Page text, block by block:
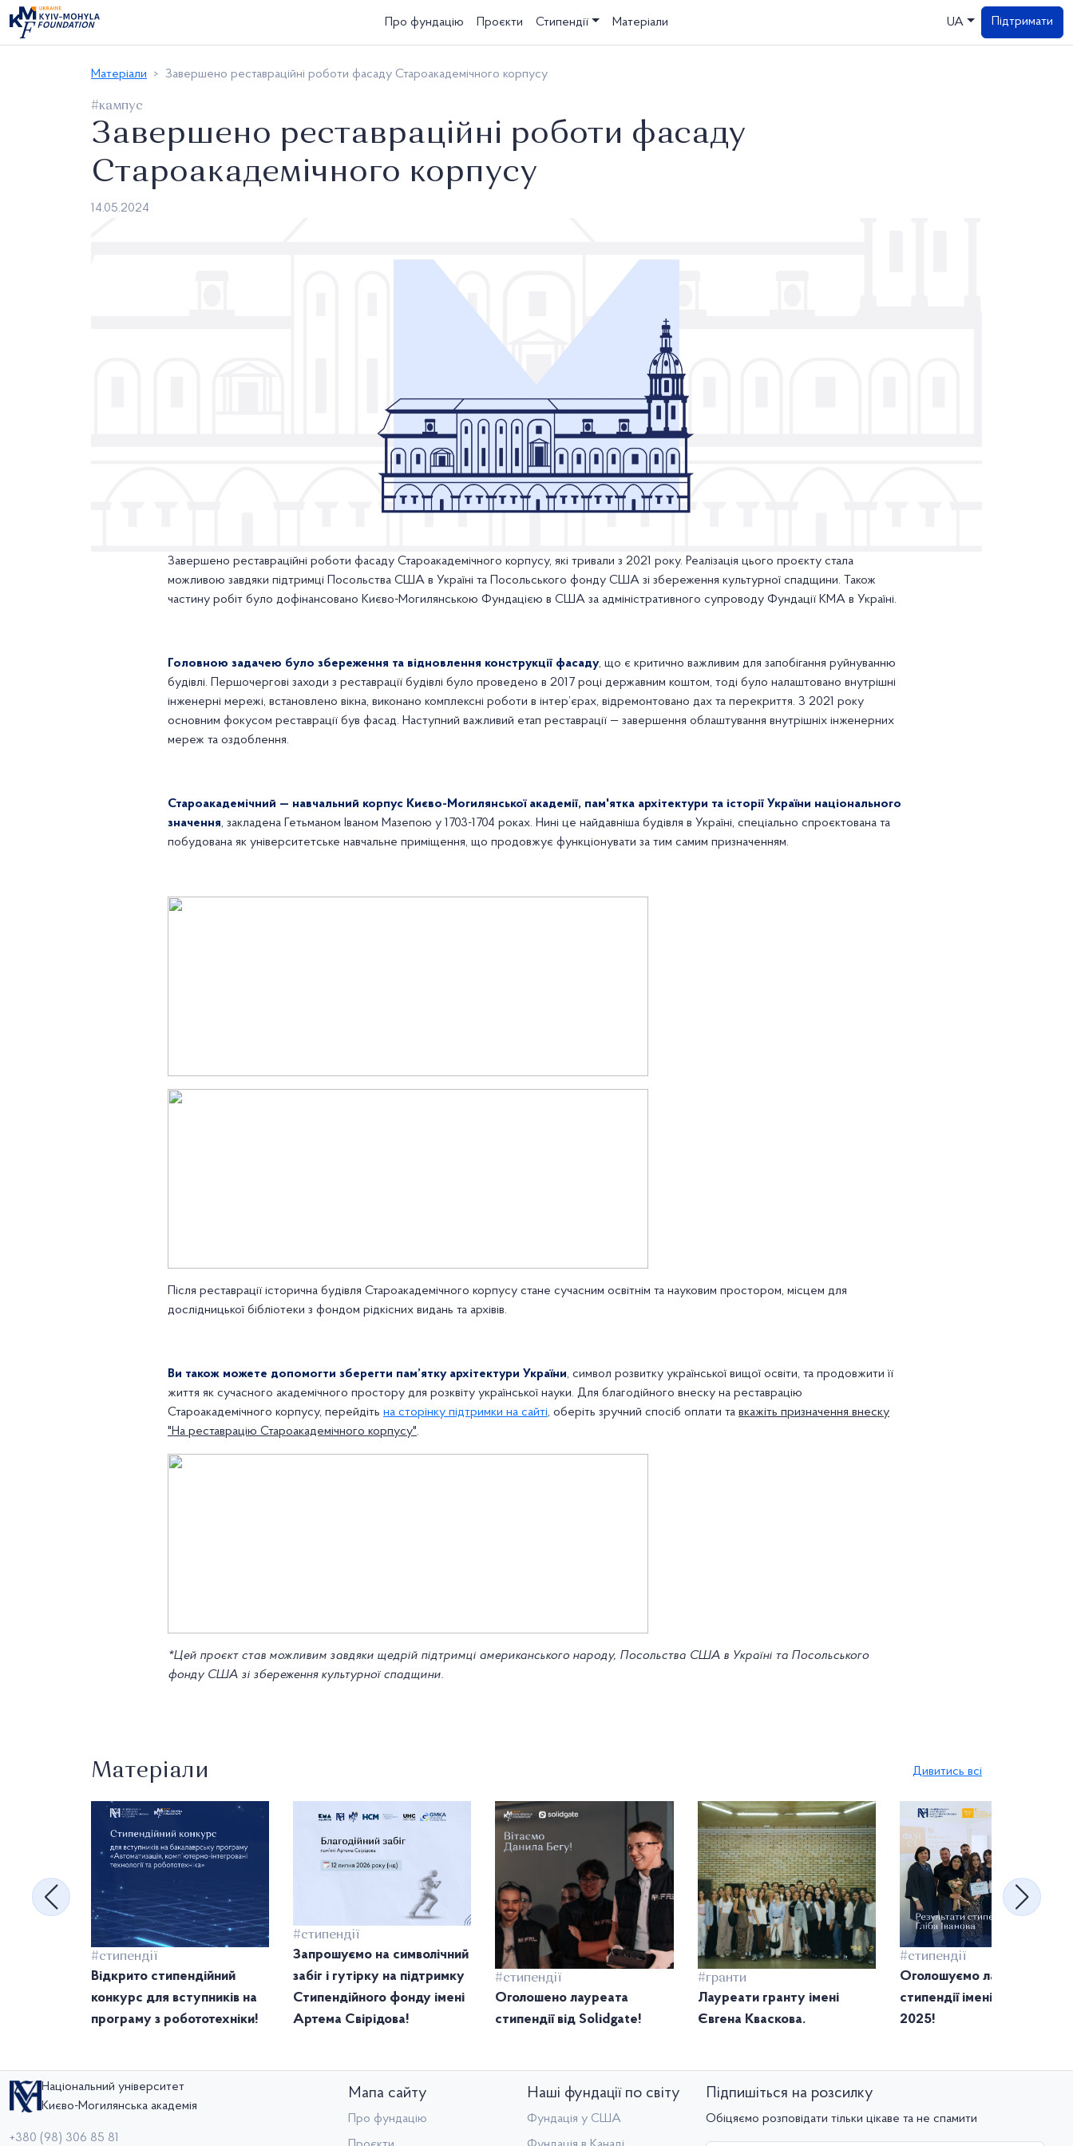
Про фундацію Проєкти Стипендії Матеріали UA Підтримати
Матеріали Завершено реставраційні роботи фасаду Староакадемічного корпусу
#кампус
Завершено реставраційні роботи фасаду
Староакадемічного корпусу
14.05.2024
Завершено реставраційні роботи фасаду Староакадемічного корпусу, які тривали з 2021 року. Реалізація цього проєкту стала
можливою завдяки підтримці Посольства США в Україні та Посольського фонду США зі збереження культурної спадщини. Також
частину робіт було дофінансовано Києво-Могилянською Фундацією в США за адміністративного супроводу Фундації КМА в Україні.
Головною задачею було збереження та відновлення конструкції фасаду, що є критично важливим для запобігання руйнуванню
будівлі. Першочергові заходи з реставрації будівлі було проведено в 2017 році державним коштом, тоді було налаштовано внутрішні
інженерні мережі, встановлено вікна, виконано комплексні роботи в інтер’єрах, відремонтовано дах та перекриття. З 2021 року
основним фокусом реставрації був фасад. Наступний важливий етап реставрації — завершення облаштування внутрішніх інженерних
мереж та оздоблення.
Староакадемічний — навчальний корпус Києво-Могилянської академії, пам'ятка архітектури та історії України національного
значення, закладена Гетьманом Іваном Мазепою у 1703-1704 роках. Нині це найдавніша будівля в Україні, спеціально спроєктована та
побудована як університетське навчальне приміщення, що продовжує функціонувати за тим самим призначенням.
Після реставрації історична будівля Староакадемічного корпусу стане сучасним освітнім та науковим простором, місцем для
дослідницької бібліотеки з фондом рідкісних видань та архівів.
Ви також можете допомогти зберегти пам’ятку архітектури України, символ розвитку української вищої освіти, та продовжити її
життя як сучасного академічного простору для розквіту української науки. Для благодійного внеску на реставрацію
Староакадемічного корпусу, перейдіть на сторінку підтримки на сайті, оберіть зручний спосіб оплати та вкажіть призначення внеску
"На реставрацію Староакадемічного корпусу".
*Цей проєкт став можливим завдяки щедрій підтримці американського народу, Посольства США в Україні та Посольського
фонду США зі збереження культурної спадщини.
Матеріали Дивитись всі
#стипендії
Відкрито стипендійний
конкурс для вступників на
програму з робототехніки!
#стипендії
Запрошуємо на символічний
забіг і гутірку на підтримку
Стипендійного фонду імені
Артема Свірідова!
#стипендії
Оголошено лауреата
стипендії від Solidgate!
#гранти
Лауреати гранту імені
Євгена Кваскова.
#стипендії
Оголошуємо лауреаток
стипендії імені Гліба
2025!
Національний університет
Києво-Могилянська академія
+380 (98) 306 85 81
Мапа сайту
Про фундацію
Наші фундації по світу
Фундація у США
Підпишіться на розсилку
Обіцяємо розповідати тільки цікаве та не спамити